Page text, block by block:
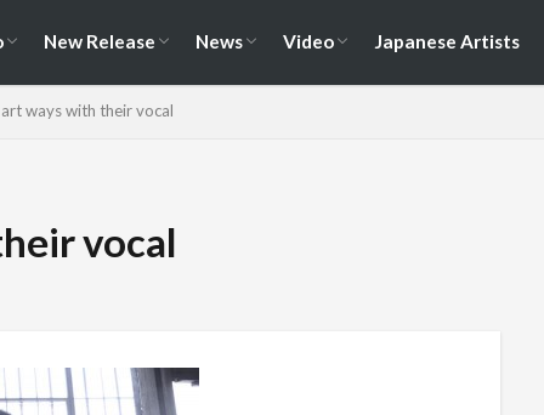
New Release News Video Japanese Artists
ways with their vocal
vocal